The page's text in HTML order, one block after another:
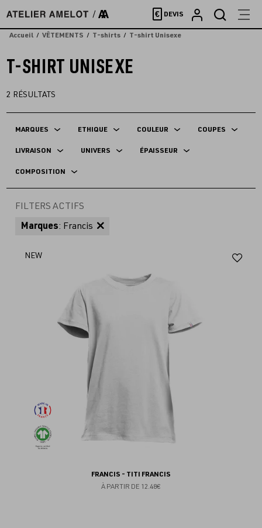
directement
au
€ DEVIS
Accueil VÊTEMENTS T-shirts T-shirt Unisexe
T-SHIRT UNISEXE
2 RÉSULTATS
MARQUES ETHIQUE COULEUR COUPES
LIVRAISON UNIVERS ÉPAISSEUR
COMPOSITION
FILTERS ACTIFS
Marques: Francis
NEW
FRANCIS - TITI FRANCIS
À PARTIR DE 12.48€